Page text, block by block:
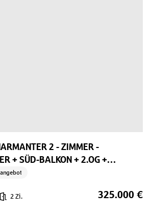
2 - ZIMMER -
+ SÜD-BALKON + 2.OG +
2 Zi. 325.000 €